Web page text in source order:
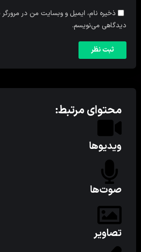
ذخیره نام، ایمیل و وبسایت من در مرورگر
دیدگاهی می‌نویسم.
محتوای مرتبط:
ویدیوها
صوت‌ها
تصاویر